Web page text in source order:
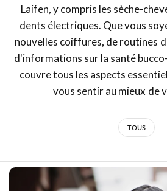
Laifen, y compris les sèche-
dents électriques. Que vous
nouvelles coiffures, de routines
d'informations sur la santé
couvre tous les aspects
vous sentir au mieux de
TOUS